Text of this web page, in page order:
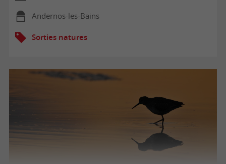
Andernos-les-Bains
Sorties natures